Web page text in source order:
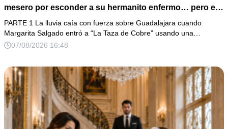
mesero por esconder a su hermanito enfermo… pero el
verdadero escándalo estaba a punto de estallar.
PARTE 1 La lluvia caía con fuerza sobre Guadalajara cuando
Margarita Salgado entró a “La Taza de Cobre” usando una…
07/08/2026 16:48